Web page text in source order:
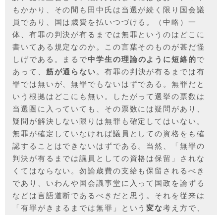
もかかり、その間も田中氏は当選が続く限り国会議
員であり、国は歳費を払いつづける。（中略）一
体、有罪の判決が有るまでは無罪というのはどこに
書いてある規定なのか。この言葉そのものが甚だ怪
しげである。まるで中学生の理論のように短絡的で
あって、 筋が通らない 。有罪の判決が有るまでは有
罪では無いが、無罪でもないはずである。無罪だと
いう根拠はどこにも無い。したがって選挙の票数は
当選圏に入っていても、その票数には疑問があり、
疑問が解決しない限りは無罪も確定してはいない。
無罪が確定していなければ議員としての資格をも確
認することはできないはずである。当然、「無罪の
判決が有るまでは議員としての資格は保留」されな
くてはならない。勿論歳費の支給も保留されるべき
であり、いわんや国会議事堂に入って国政を論ずる
などは言語道断であるべきだと思う。それを従来は
「有罪がきまるまでは無罪」という変な考え方で、